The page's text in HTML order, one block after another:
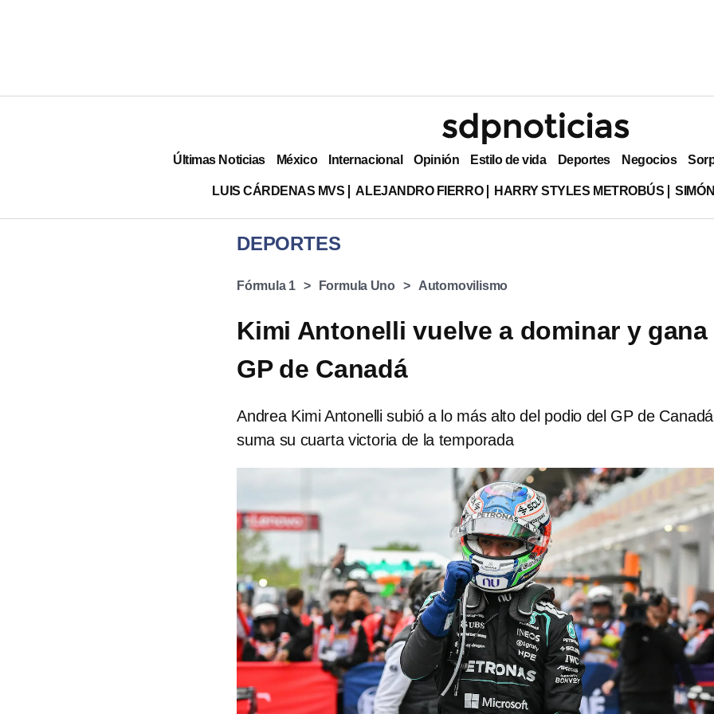
Últimas Noticias México Internacional Opinión Estilo de vida Deportes Negocios
LUIS CÁRDENAS MVS ALEJANDRO FIERRO HARRY STYLES METROBÚS
DEPORTES
Fórmula 1 Formula Uno Automovilismo
Kimi Antonelli vuelve a dominar y gana
GP de Canadá
Andrea Kimi Antonelli subió a lo más alto del podio del GP de
suma su cuarta victoria de la temporada